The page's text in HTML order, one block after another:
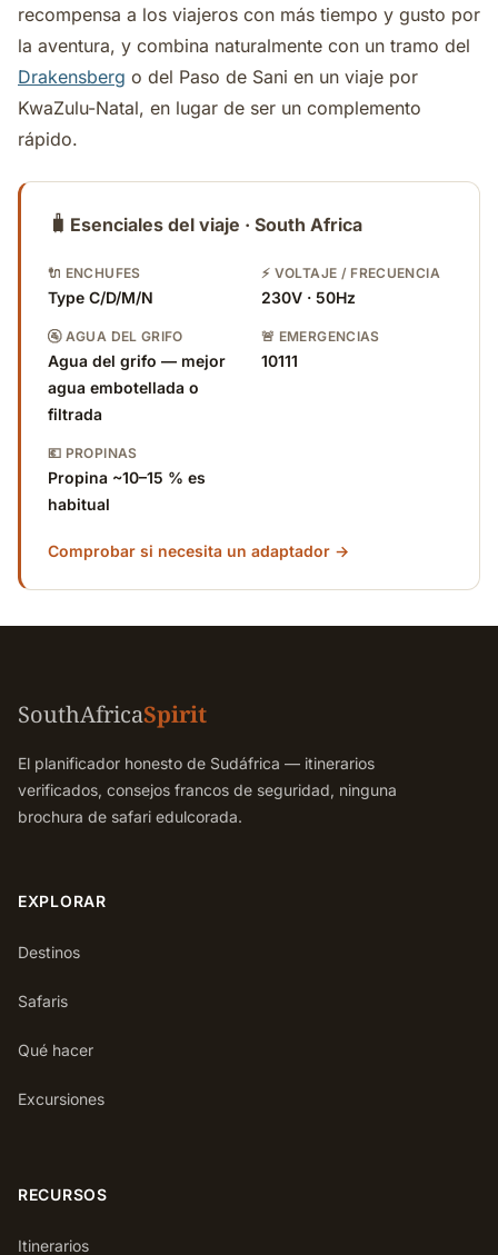
recompensa a los viajeros con más tiempo y gusto por
la aventura, y combina naturalmente con un tramo del
Drakensberg o del Paso de Sani en un viaje por
KwaZulu-Natal, en lugar de ser un complemento
rápido.
🧳 Esenciales del viaje · South Africa
🔌 ENCHUFES
Type C/D/M/N
⚡ VOLTAJE / FRECUENCIA
230V · 50Hz
🚰 AGUA DEL GRIFO
Agua del grifo — mejor
agua embotellada o
filtrada
🚨 EMERGENCIAS
10111
💶 PROPINAS
Propina ~10–15 % es
habitual
Comprobar si necesita un adaptador →
SouthAfricaSpirit
El planificador honesto de Sudáfrica — itinerarios
verificados, consejos francos de seguridad, ninguna
brochura de safari edulcorada.
EXPLORAR
Destinos
Safaris
Qué hacer
Excursiones
RECURSOS
Itinerarios